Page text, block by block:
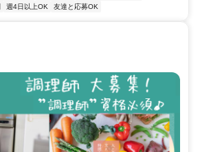
週4日以上OK 友達と応募OK